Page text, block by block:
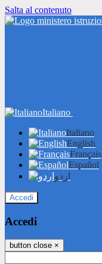
Salta al contenuto
Italiano
Italiano
English
Français
Español
اردو
Accedi
Accedi
button close ×